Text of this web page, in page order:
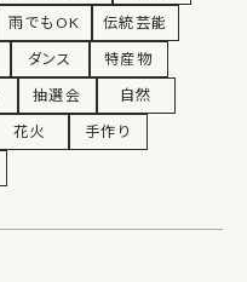
雨でもOK
伝統芸能
ダンス
特産物
抽選会
自然
花火
手作り